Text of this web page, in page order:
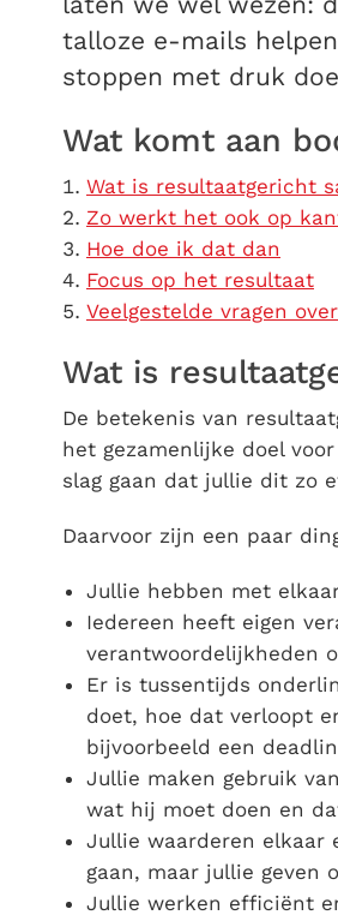
talloze e-mails
stoppen met druk
Wat komt aan
Wat is resultaatgericht
Zo werkt het ook op
Hoe doe ik dat dan
Focus op het resultaat
Veelgestelde vragen
Wat is
De betekenis van
het gezamenlijke doel
slag gaan dat jullie dit zo
Daarvoor zijn een paar
Jullie hebben met
Iedereen heeft eigen
verantwoordelijkheden
Er is tussentijds
doet, hoe dat verloopt
bijvoorbeeld een
Jullie maken gebruik
wat hij moet doen en
Jullie waarderen elkaar
gaan, maar jullie geven
Jullie werken efficiënt